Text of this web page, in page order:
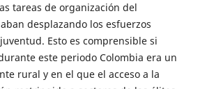
tareas de organización del
desplazando los esfuerzos
Esto es comprensible si
este periodo Colombia era un
rural y en el que el acceso a la